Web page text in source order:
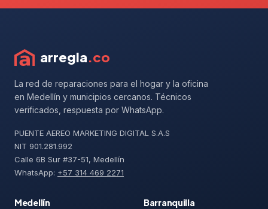
arregla.co
La red de reparaciones para el hogar y la oficina
en Medellín y municipios cercanos. Técnicos
verificados, respuesta por WhatsApp.
PUENTE AEREO MARKETING DIGITAL S.A.S
NIT 901.281.992
Calle 6B Sur #37-51, Medellín
WhatsApp: +57 314 469 2271
Medellín Barranquilla